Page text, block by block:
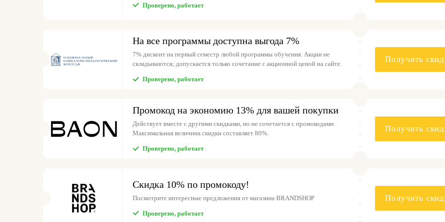
Проверено, работает
На все программы доступна выгода 7%
7% дисконт на первый семестр любой программы обучения. Акции не
складываются; допускается только сочетание с акционной ценой на сайте.
Проверено, работает
Получить
Промокод на экономию 13% для вашей покупки
Действует вместе с другими скидками, но не сочетается с промокодами.
Максимальная величина скидки составляет 80%.
Проверено, работает
Получить
Скидка 10% по промокоду!
Посмотрите интересные предложения от магазина BRANDSHOP
Проверено, работает
Получить